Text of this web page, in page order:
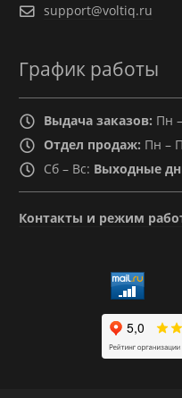
support@voltiq.ru
График работы
Выдача заказов: Пн
Отдел продаж: Пн –
Сб – Вс: Выходные
Контакты и режим